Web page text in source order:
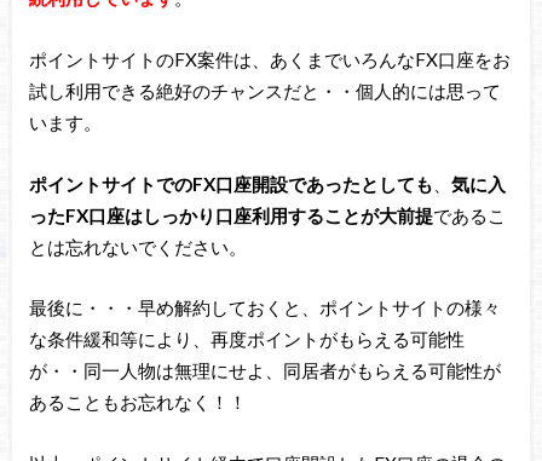
ポイントサイトのFX案件は、あくまでいろんなFX口座をお
試し利用できる絶好のチャンスだと・・個人的には思って
います。
ポイントサイトでのFX口座開設であったとしても
気に入
ったFX口座はしっかり口座利用することが大前提であるこ
とは忘れないでください。
最後に・・・早め解約しておくと、ポイントサイトの様々
な条件緩和等により、再度ポイントがもらえる可能性
が・・同一人物は無理にせよ、同居者がもらえる可能性が
あることもお忘れなく！！